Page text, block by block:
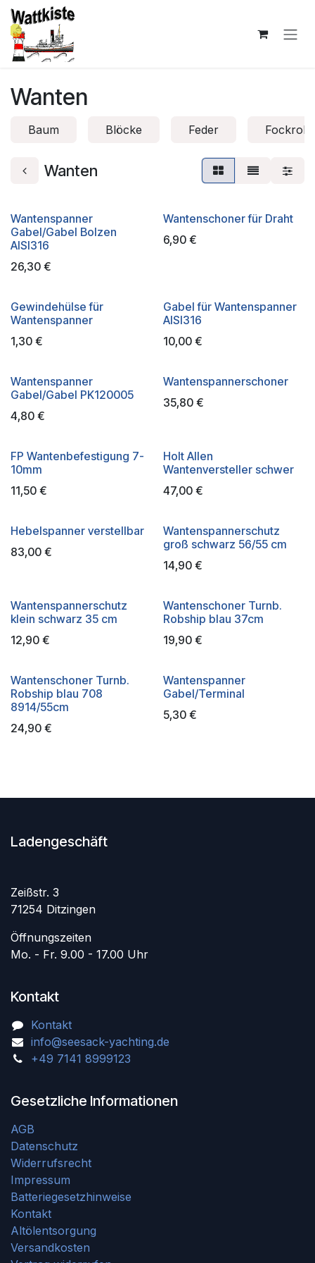
Zum Inhalt springen
Wanten
Baum Blöcke Feder
Wanten
Wantenspanner
Gabel/Gabel Bolzen
AISI316
26,30 €
Wantenschoner für Draht
6,90€
Gewindehülse für
Wantenspanner
1,30 €
Gabel für Wantenspanner
AISI316
10,00€
Wantenspanner
Gabel/Gabel PK120005
4,80 €
Wantenspannerschoner
35,80€
FP Wantenbefestigung 7-
10mm
11,50 €
Holt Allen
Wantenversteller schwer
47,00€
Hebelspanner verstellbar
83,00 €
Wantenspannerschutz
groß schwarz 56/55 cm
14,90€
Wantenspannerschutz
klein schwarz 35 cm
12,90 €
Wantenschoner Turnb.
Robship blau 37cm
19,90€
Wantenschoner Turnb.
Robship blau 708
8914/55cm
24,90 €
Wantenspanner
Gabel/Terminal
5,30€
Ladengeschäft
Zeißstr. 3
71254 Ditzingen
Öffnungszeiten
Mo. - Fr. 9.00 - 17.00 Uhr
Kontakt
Kontakt
info@seesack-yachting.de
+49 7141 8999123
Gesetzliche Informationen
AGB
Datenschutz
Widerrufsrecht
Impressum
Batteriegesetzhinweise
Kontakt
Altölentsorgung
Versandkosten